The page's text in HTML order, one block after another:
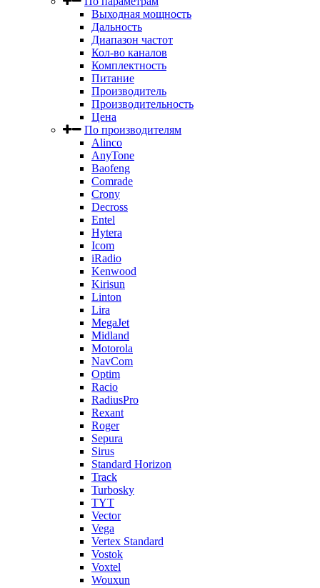
Выходная мощность
Дальность
Диапазон частот
Кол-во каналов
Комплектность
Питание
Производитель
Производительность
Цена
По производителям
Alinco
AnyTone
Baofeng
Comrade
Crony
Decross
Entel
Hytera
Icom
iRadio
Kenwood
Kirisun
Linton
Lira
MegaJet
Midland
Motorola
NavCom
Optim
Racio
RadiusPro
Rexant
Roger
Sepura
Sirus
Standard Horizon
Track
Turbosky
TYT
Vector
Vega
Vertex Standard
Vostok
Voxtel
Wouxun